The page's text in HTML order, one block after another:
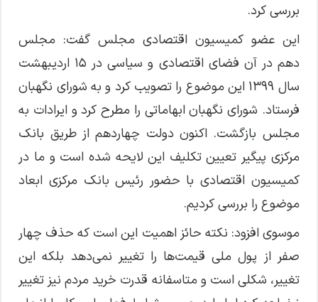
بررسی‌ کرد.
این عضو کمیسیون اقتصادی مجلس گفت:‌ مجلس
دهم در آن فضای اقتصادی و سیاسی در ۱۵ اردیبهشت
سال ۱۳۹۹ این موضوع را تصویب کرد و به شورای نگهبان
فرستاد. شورای نگهبان ابهاماتی را مطرح کرد و ایرادات به
مجلس بازگشت. اکنون دولت چهاردهم از طریق بانک
مرکزی پیگیر تعیین تکلیف این لایحه شده است و ما در
کمیسیون اقتصادی با حضور رئیس بانک مرکزی ابعاد
موضوع را بررسی کردیم.
موسوی افزود:‌ نکته حائز اهمیت این است که حذف چهار
صفر از پول ملی قیمت‌ها را تغییر نمی‌دهد بلکه این
تغییر، شکلی است و متاسفانه قدرت خرید مردم نیز تغییر